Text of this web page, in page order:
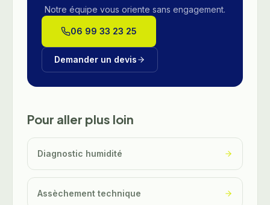
Notre équipe vous oriente sans engagement.
06 99 33 23 25
Demander un devis
Pour aller plus loin
Diagnostic humidité
Assèchement technique